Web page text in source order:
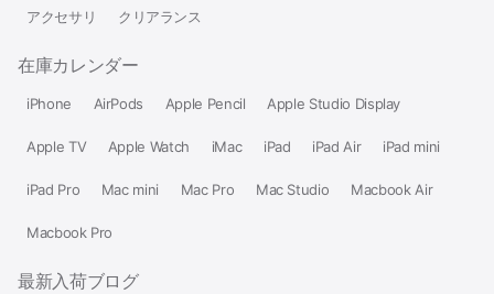
アクセサリ クリアランス
在庫カレンダー
iPhone AirPods Apple Pencil Apple Studio Display
Apple TV Apple Watch iMac iPad iPad Air iPad mini
iPad Pro Mac mini Mac Pro Mac Studio Macbook Air
Macbook Pro
最新入荷ブログ